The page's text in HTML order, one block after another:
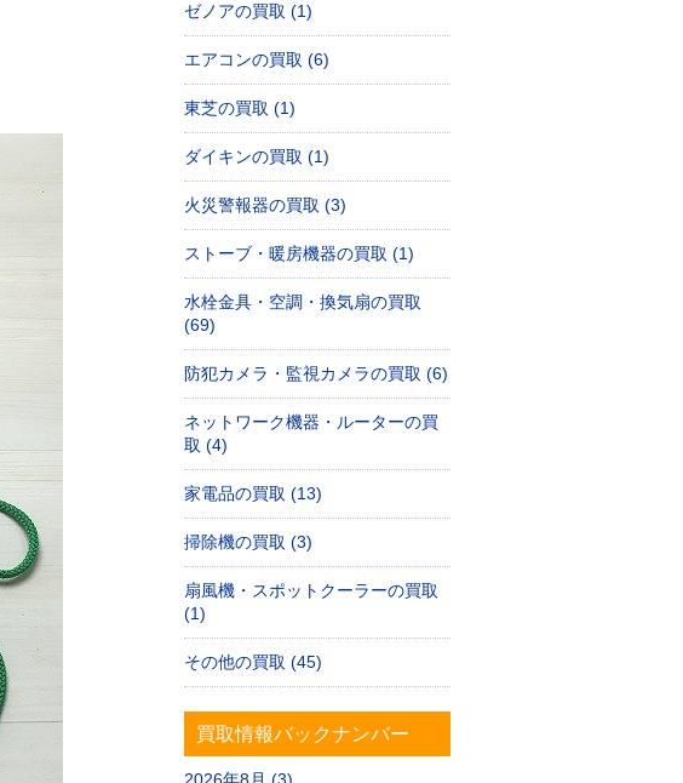
ゼノアの買取 (1)
エアコンの買取 (6)
東芝の買取 (1)
ダイキンの買取 (1)
火災警報器の買取 (3)
ストーブ・暖房機器の買取 (1)
水栓金具・空調・換気扇の買取
(69)
防犯カメラ・監視カメラの買取 (6)
ネットワーク機器・ルーターの買
取 (4)
家電品の買取 (13)
掃除機の買取 (3)
扇風機・スポットクーラーの買取
(1)
その他の買取 (45)
買取情報バックナンバー